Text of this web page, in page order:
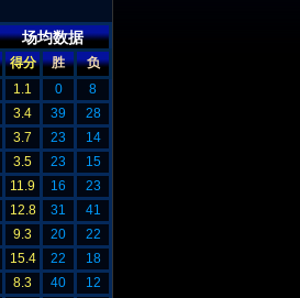
场均数据
得分 胜
负
1.1 0
8
3.4 39
28
3.7 23
14
3.5 23
15
11.9 16
23
12.8 31
41
9.3 20
22
15.4 22
18
8.3 40
12